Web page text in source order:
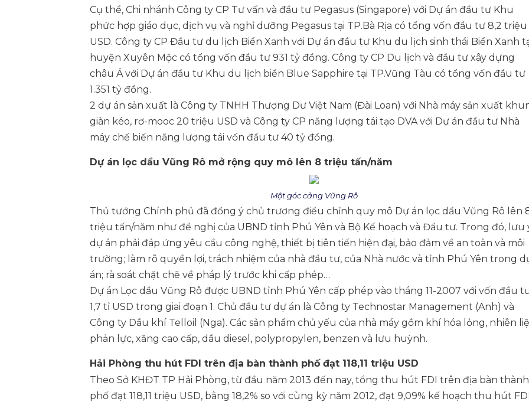
Cụ thể, Chi nhánh Công ty CP Tư vấn và đầu tư Pegasus (Singapore) với Dự án đầu tư Khu
phức hợp giáo dục, dịch vụ và nghỉ dưỡng Pegasus tại TP.Bà Rịa có tổng vốn đầu tư 8,2 triệu
USD. Công ty CP Đầu tư du lịch Biển Xanh với Dự án đầu tư Khu du lịch sinh thái Biển Xanh
huyện Xuyên Mộc có tổng vốn đầu tư 931 tỷ đồng. Công ty CP Du lịch và đầu tư xây dựng
châu Á với Dự án đầu tư Khu du lịch biển Blue Sapphire tại TP.Vũng Tàu có tổng vốn đầu tư
1.351 tỷ đồng.
2 dự án sản xuất là Công ty TNHH Thượng Dư Việt Nam (Đài Loan) với Nhà máy sản xuất
giàn kéo, rơ-mooc 20 triệu USD và Công ty CP năng lượng tái tạo DVA với Dự án đầu tư Nhà
máy chế biến năng lượng tái vốn đầu tư 40 tỷ đồng.
Dự án lọc dầu Vũng Rô mở rộng quy mô lên 8 triệu tấn/năm
Một góc cảng Vũng Rô
Thủ tướng Chính phủ đã đồng ý chủ trương điều chỉnh quy mô Dự án lọc dầu Vũng Rô lên
triệu tấn/năm như đề nghị của UBND tỉnh Phú Yên và Bộ Kế hoạch và Đầu tư. Trong đó, lưu
dự án phải đáp ứng yêu cầu công nghệ, thiết bị tiên tiến hiện đại, bảo đảm về an toàn và môi
trường; làm rõ quyền lợi, trách nhiệm của nhà đầu tư, của Nhà nước và tỉnh Phú Yên trong
án; rà soát chặt chẽ về pháp lý trước khi cấp phép…
Dự án Lọc dầu Vũng Rô được UBND tỉnh Phú Yên cấp phép vào tháng 11-2007 với vốn đầu
1,7 tỉ USD trong giai đoạn 1. Chủ đầu tư dự án là Công ty Technostar Management (Anh) và
Công ty Dầu khí Telloil (Nga). Các sản phẩm chủ yếu của nhà máy gồm khí hóa lỏng, nhiên
phản lực, xăng cao cấp, dầu diesel, polypropylen, benzen và lưu huỳnh.
Hải Phòng thu hút FDI trên địa bàn thành phố đạt 118,11 triệu USD
Theo Sở KHĐT TP Hải Phòng, từ đầu năm 2013 đến nay, tổng thu hút FDI trên địa bàn thành
phố đạt 118,11 triệu USD, bằng 18,2% so với cùng kỳ năm 2012, đạt 9,09% kế hoạch thu hút FDI